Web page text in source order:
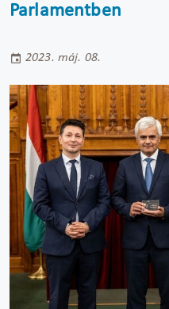
Parlamentben
2023. máj. 08.